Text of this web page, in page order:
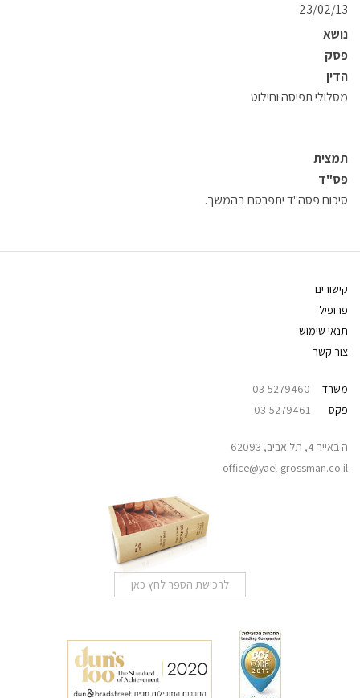
23/02/13
נושא
פסק
הדין
מסלולי תפיסה וחילוט
תמצית
פס"ד
סיכום פסה"ד יתפרסם בהמשך.
קישורים
פרופיל
תנאי שימוש
צור קשר
משרד
03-5279460
פקס
ה באייר 4, תל אביב, 62093
office@yael-grossman.co.il
לרכישת הספר לחץ כאן